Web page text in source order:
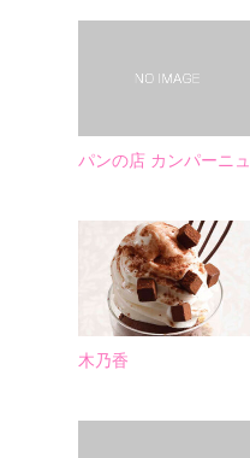
パンの店 カンパーニュ
木乃香